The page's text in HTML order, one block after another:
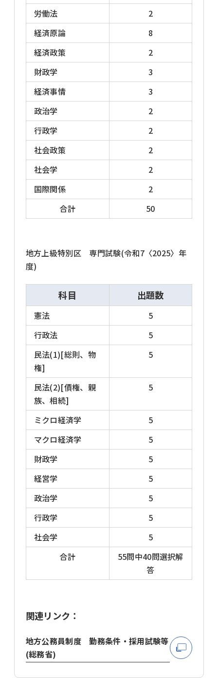
労働法
2
経済原論
8
経済政策
2
財政学
3
経済事情
3
政治学
2
行政学
2
社会政策
2
社会学
2
国際関係
2
合計
50
地方上級特別区 専門試験(令和7〈2025〉年
度)
科目 出題数
憲法
5
行政法
5
民法(1)[総則、物
権]
5
民法(2)[債権、親
族、相続]
5
ミクロ経済学
5
マクロ経済学
5
財政学
5
経営学
5
政治学
5
行政学
5
社会学
5
合計
55問中40問選択解
答
関連リンク：
地方公務員制度 勤務条件・採用試験等
(総務省)